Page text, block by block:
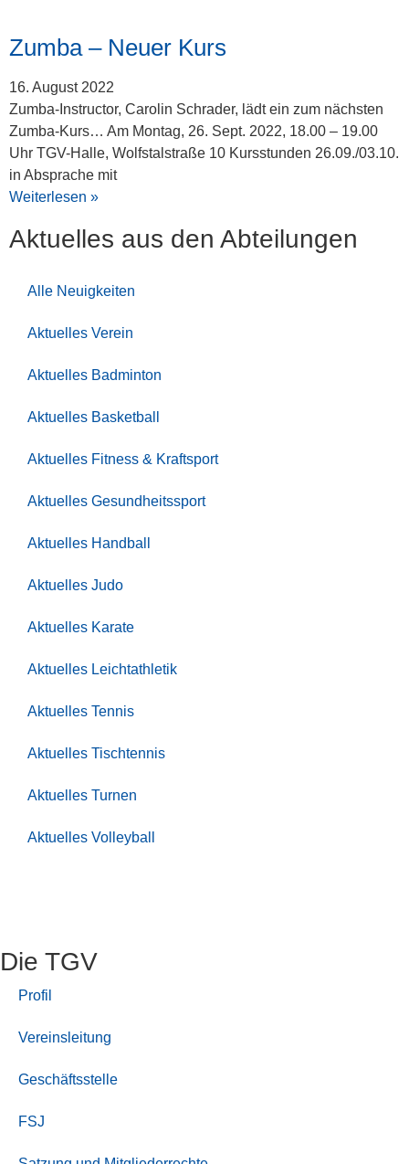
Aktuelles aus den Ab­tei­lung­en
Alle Neuigkeiten
Aktuelles Verein
Aktuelles Badminton
Aktuelles Basketball
Aktuelles Fitness & Kraftsport
Aktuelles Gesundheitssport
Aktuelles Handball
Aktuelles Judo
Aktuelles Karate
Aktuelles Leichtathletik
Aktuelles Tennis
Aktuelles Tischtennis
Aktuelles Turnen
Aktuelles Volleyball
Zumba – Neuer Kurs
16. August 2022
Zumba-Instructor, Carolin Schrader, lädt ein zum nächsten
Zumba-Kurs… Am Montag, 26. Sept. 2022, 18.00 – 19.00
Uhr TGV-Halle, Wolfstalstraße 10 Kursstunden 26.09./03.10.
in Absprache mit
Weiterlesen »
Die TGV
Profil
Vereinsleitung
Geschäftsstelle
FSJ